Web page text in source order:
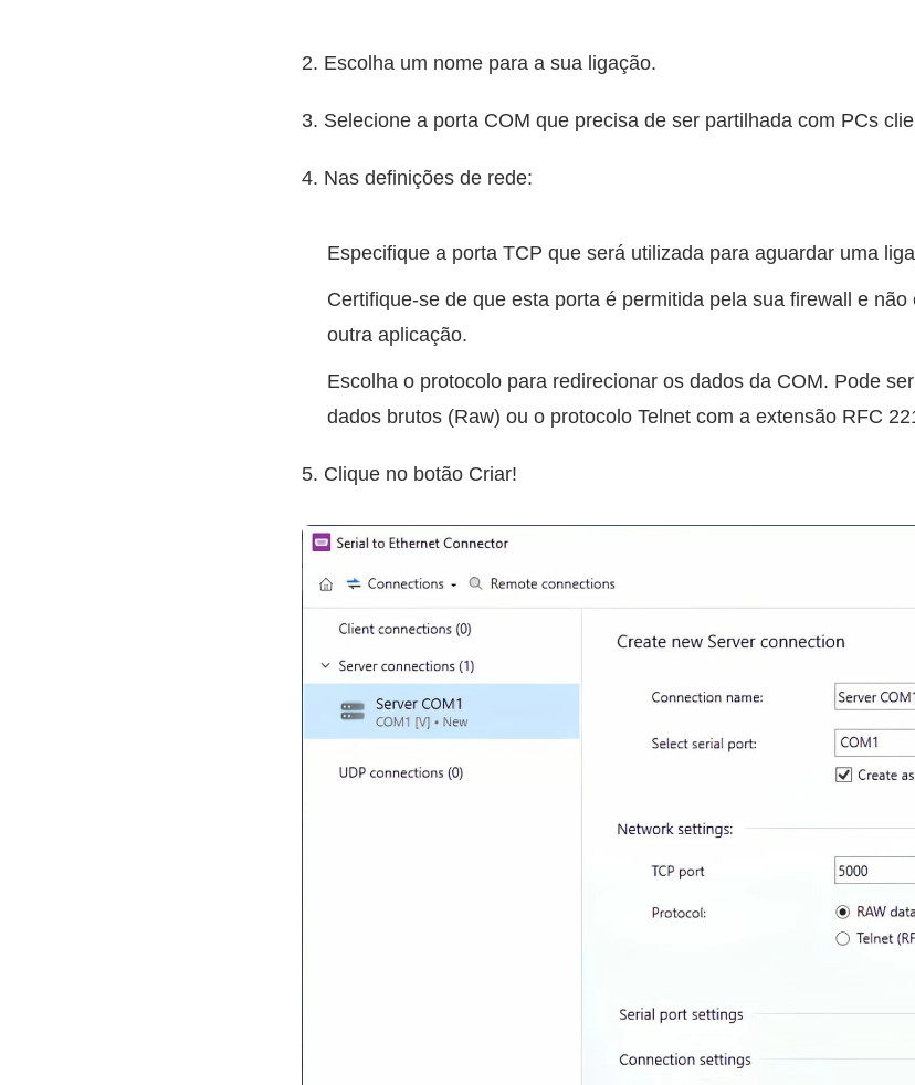
2. Escolha um nome para a sua ligação.
3. Selecione a porta COM que precisa de ser partilhada com PCs
4. Nas definições de rede:
Especifique a porta TCP que será utilizada para aguardar uma
Certifique-se de que esta porta é permitida pela sua firewall e
outra aplicação.
Escolha o protocolo para redirecionar os dados da COM. Pode
dados brutos (Raw) ou o protocolo Telnet com a extensão RFC
5. Clique no botão Criar!